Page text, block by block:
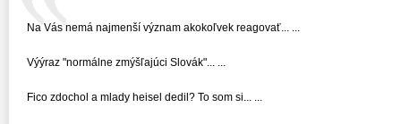
Na Vás nemá najmenší význam akokoľvek reagovať... ...
Výýraz "normálne zmýšľajúci Slovák"... ...
Fico zdochol a mlady heisel dedil? To som si... ...